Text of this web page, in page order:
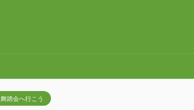
舞踏会へ行こう